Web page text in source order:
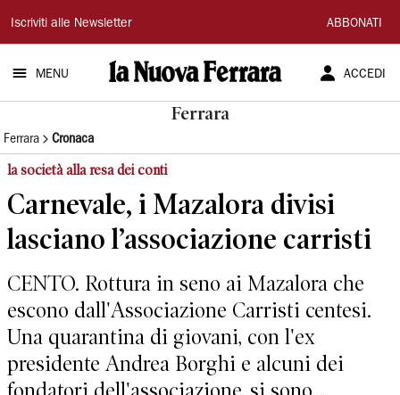
La
Nuova
Ferrara
Iscriviti alle Newsletter ABBONATI
MENU ACCEDI
Ferrara
Ferrara Cronaca
la società alla resa dei conti
Carnevale, i Mazalora divisi
lasciano l’associazione carristi
CENTO. Rottura in seno ai Mazalora che
escono dall'Associazione Carristi centesi.
Una quarantina di giovani, con l'ex
presidente Andrea Borghi e alcuni dei